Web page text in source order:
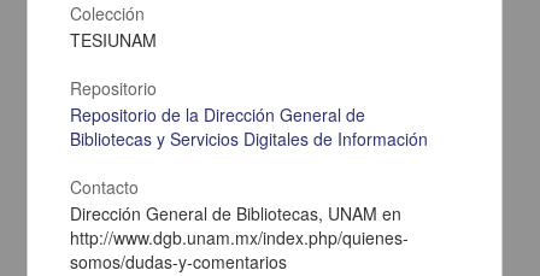
Investigaciones Agrícolas y Pecuarias campus Uruapan
Torres Melgoza, Sergio
Físico Matemáticas y Ciencias de la Tierra
Colección
TESIUNAM
Repositorio
Repositorio de la Dirección General de
Bibliotecas y Servicios Digitales de Información
Contacto
Dirección General de Bibliotecas, UNAM en
http://www.dgb.unam.mx/index.php/quienes-
somos/dudas-y-comentarios